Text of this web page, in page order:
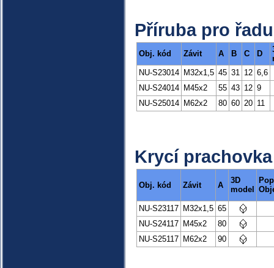
Příruba pro
Obj. kód Závit A B C D
NU-S23014 M32x1,5 45 31 12 6,6
NU-S24014 M45x2 55 43 12 9
NU-S25014 M62x2 80 60 20 11
Krycí
Obj. kód Závit A
3D
model
NU-S23117 M32x1,5 65
NU-S24117 M45x2
80
NU-S25117 M62x2 90